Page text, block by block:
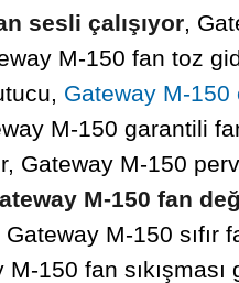
sesli çalışıyor,
M-150 fan toz
Gateway M-150
M-150 garantili
Gateway M-150
M-150 fan
Gateway M-150
150 fan